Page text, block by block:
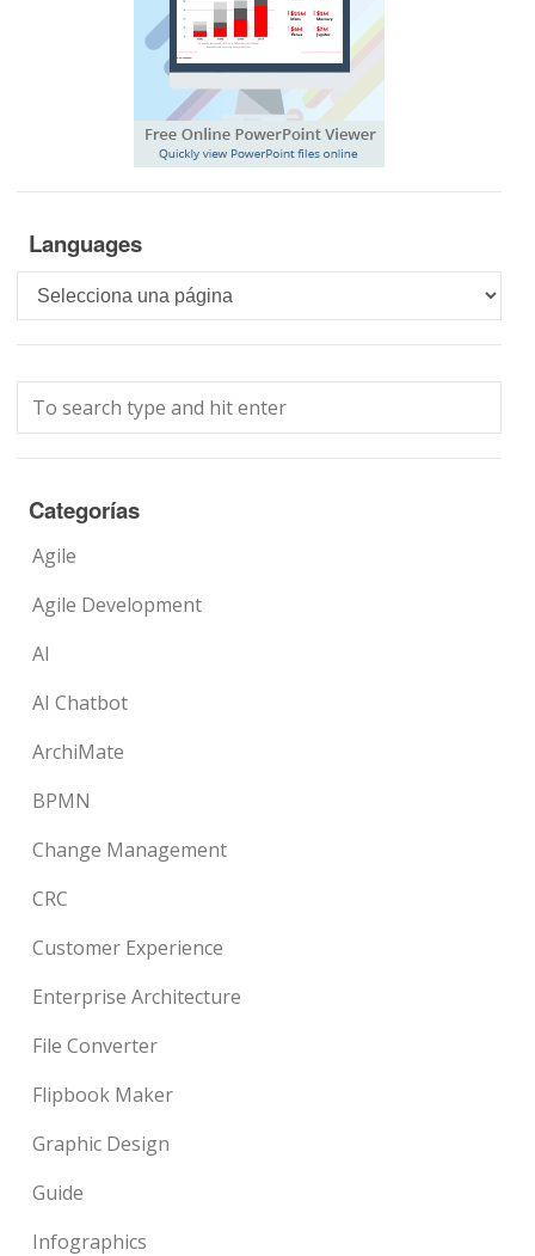
Languages
Languages
Categorías
Agile
Agile Development
AI
AI Chatbot
ArchiMate
BPMN
Change Management
CRC
Customer Experience
Enterprise Architecture
File Converter
Flipbook Maker
Graphic Design
Guide
Infographics